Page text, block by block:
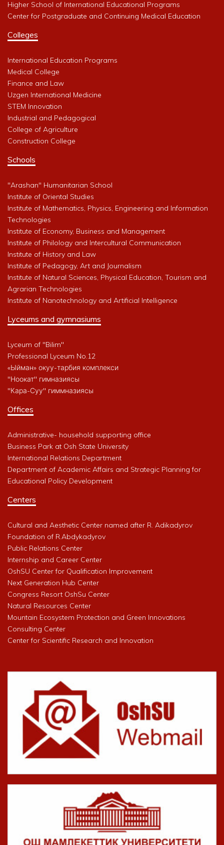
Higher School of International Educational Programs
Center for Postgraduate and Continuing Medical Education
Colleges
International Education Programs
Medical College
Finance and Law
Uzgen International Medicine
STEM Innovation
Industrial and Pedagogical
College of Agriculture
Construction College
Schools
"Arashan" Humanitarian School
Institute of Oriental Studies
Institute of Mathematics, Physics, Engineering and Information
Technologies
Institute of Economy, Business and Management
Institute of Philology and Intercultural Communication
Institute of History and Law
Institute of Pedagogy, Art and Journalism
Institute of Natural Sciences, Physical Education, Tourism and
Agrarian Technologies
Institute of Nanotechnology and Artificial Intelligence
Lyceums and gymnasiums
Lyceum of "Bilim"
Professional Lyceum No.12
«Ыйман» окуу-тарбия комплекси
"Ноокат" гимназиясы
"Кара-Суу" гиммназиясы
Offices
Administrative- household supporting office
Business Park at Osh State University
International Relations Department
Department of Academic Affairs and Strategic Planning for
Educational Policy Development
Centers
Cultural and Aesthetic Center named after R. Adikadyrov
Foundation of R.Abdykadyrov
Public Relations Center
Internship and Career Center
OshSU Center for Qualification Improvement
Next Generation Hub Center
Congress Resort OshSu Center
Natural Resources Center
Mountain Ecosystem Protection and Green Innovations
Consulting Center
Center for Scientific Research and Innovation